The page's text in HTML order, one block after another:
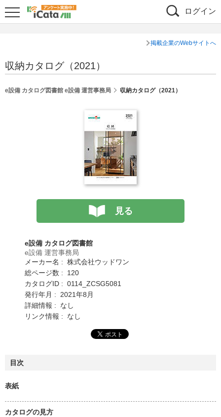
ログイン
掲載企業のWebサイトへ
収納カタログ（2021）
e設備 カタログ図書館 e設備 運営事務局 収納カタログ（2021）
見る
e設備 カタログ図書館
e設備 運営事務局
メーカー名 : 株式会社ウッドワン
総ページ数 : 120
カタログID : 0114_ZCSG5081
発行年月 : 2021年8月
詳細情報 : なし
リンク情報 : なし
目次
表紙
カタログの見方